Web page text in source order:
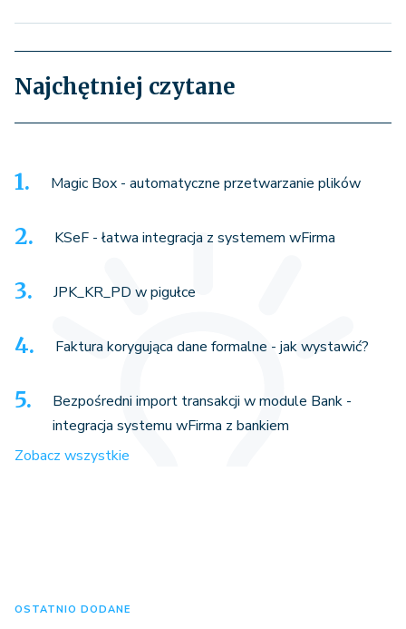
Najchętniej czytane
Magic Box - automatyczne przetwarzanie plików
KSeF - łatwa integracja z systemem wFirma
JPK_KR_PD w pigułce
Faktura korygująca dane formalne - jak wystawić?
Bezpośredni import transakcji w module Bank -
integracja systemu wFirma z bankiem
Zobacz wszystkie
OSTATNIO DODANE